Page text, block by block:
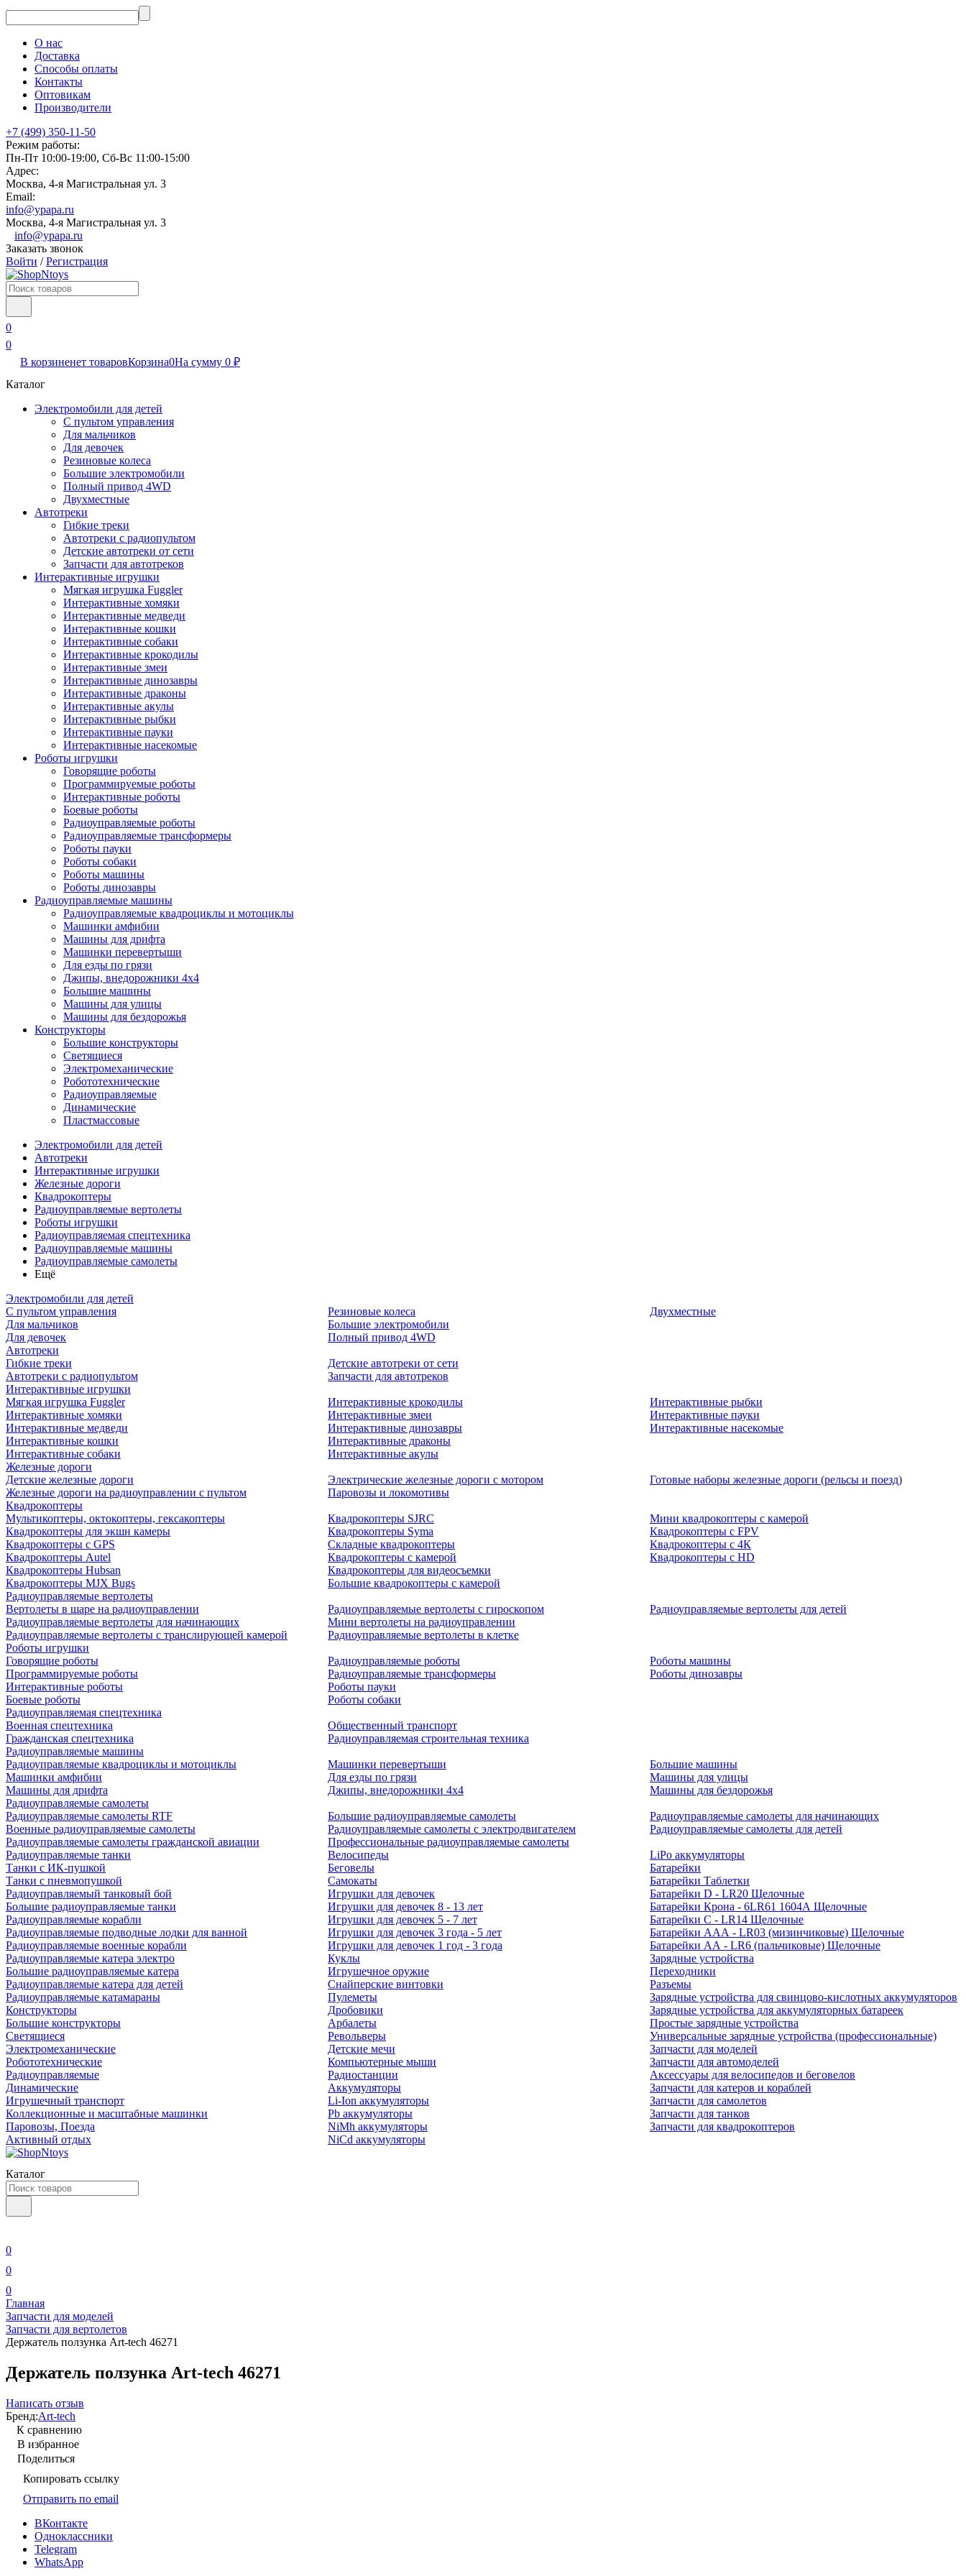
О нас
Доставка
Способы оплаты
Контакты
Оптовикам
Производители
+7 (499) 350-11-50
Режим работы:
Пн-Пт 10:00-19:00, Сб-Вс 11:00-15:00
Адрес:
Москва, 4-я Магистральная ул. 3
Email:
info@ypapa.ru
Москва, 4-я Магистральная ул. 3
info@ypapa.ru
Заказать звонок
Войти /Регистрация
0
0
В корзиненет товаровКорзина0На сумму 0 ₽
Каталог
Электромобили для детей
С пультом управления
Для мальчиков
Для девочек
Резиновые колеса
Большие электромобили
Полный привод 4WD
Двухместные
Автотреки
Гибкие треки
Автотреки с радиопультом
Детские автотреки от сети
Запчасти для автотреков
Интерактивные игрушки
Мягкая игрушка Fuggler
Интерактивные хомяки
Интерактивные медведи
Интерактивные кошки
Интерактивные собаки
Интерактивные крокодилы
Интерактивные змеи
Интерактивные динозавры
Интерактивные драконы
Интерактивные акулы
Интерактивные рыбки
Интерактивные пауки
Интерактивные насекомые
Роботы игрушки
Говорящие роботы
Программируемые роботы
Интерактивные роботы
Боевые роботы
Радиоуправляемые роботы
Радиоуправляемые трансформеры
Роботы пауки
Роботы собаки
Роботы машины
Роботы динозавры
Радиоуправляемые машины
Радиоуправляемые квадроциклы и мотоциклы
Машинки амфибии
Машины для дрифта
Машинки перевертыши
Для езды по грязи
Джипы, внедорожники 4x4
Большие машины
Машины для улицы
Машины для бездорожья
Конструкторы
Большие конструкторы
Светящиеся
Электромеханические
Робототехнические
Радиоуправляемые
Динамические
Пластмассовые
Электромобили для детей
Автотреки
Интерактивные игрушки
Железные дороги
Квадрокоптеры
Радиоуправляемые вертолеты
Роботы игрушки
Радиоуправляемая спецтехника
Радиоуправляемые машины
Радиоуправляемые самолеты
Ещё
Электромобили для детей
С пультом управления
Для мальчиков
Для девочек
Резиновые колеса
Большие электромобили
Полный привод 4WD
Двухместные
Автотреки
Гибкие треки
Автотреки с радиопультом
Детские автотреки от сети
Запчасти для автотреков
Интерактивные игрушки
Мягкая игрушка Fuggler
Интерактивные хомяки
Интерактивные медведи
Интерактивные кошки
Интерактивные собаки
Интерактивные крокодилы
Интерактивные змеи
Интерактивные динозавры
Интерактивные драконы
Интерактивные акулы
Интерактивные рыбки
Интерактивные пауки
Интерактивные насекомые
Железные дороги
Детские железные дороги
Железные дороги на радиоуправлении с пультом
Электрические железные дороги с мотором
Паровозы и локомотивы
Готовые наборы железные дороги (рельсы и поезд)
Квадрокоптеры
Мультикоптеры, октокоптеры, гексакоптеры
Квадрокоптеры для экшн камеры
Квадрокоптеры с GPS
Квадрокоптеры Autel
Квадрокоптеры Hubsan
Квадрокоптеры MJX Bugs
Квадрокоптеры SJRC
Квадрокоптеры Syma
Складные квадрокоптеры
Квадрокоптеры с камерой
Квадрокоптеры для видеосъемки
Большие квадрокоптеры с камерой
Мини квадрокоптеры с камерой
Квадрокоптеры с FPV
Квадрокоптеры с 4К
Квадрокоптеры с HD
Радиоуправляемые вертолеты
Вертолеты в шаре на радиоуправлении
Радиоуправляемые вертолеты для начинающих
Радиоуправляемые вертолеты с транслирующей камерой
Радиоуправляемые вертолеты с гироскопом
Мини вертолеты на радиоуправлении
Радиоуправляемые вертолеты в клетке
Радиоуправляемые вертолеты для детей
Роботы игрушки
Говорящие роботы
Программируемые роботы
Интерактивные роботы
Боевые роботы
Радиоуправляемые роботы
Радиоуправляемые трансформеры
Роботы пауки
Роботы собаки
Роботы машины
Роботы динозавры
Радиоуправляемая спецтехника
Военная спецтехника
Гражданская спецтехника
Общественный транспорт
Радиоуправляемая строительная техника
Радиоуправляемые машины
Радиоуправляемые квадроциклы и мотоциклы
Машинки амфибии
Машины для дрифта
Машинки перевертыши
Для езды по грязи
Джипы, внедорожники 4x4
Большие машины
Машины для улицы
Машины для бездорожья
Радиоуправляемые самолеты
Радиоуправляемые самолеты RTF
Военные радиоуправляемые самолеты
Радиоуправляемые самолеты гражданской авиации
Большие радиоуправляемые самолеты
Радиоуправляемые самолеты с электродвигателем
Профессиональные радиоуправляемые самолеты
Радиоуправляемые самолеты для начинающих
Радиоуправляемые самолеты для детей
Радиоуправляемые танки
Танки с ИК-пушкой
Танки с пневмопушкой
Радиоуправляемый танковый бой
Большие радиоуправляемые танки
Радиоуправляемые корабли
Радиоуправляемые подводные лодки для ванной
Радиоуправляемые военные корабли
Радиоуправляемые катера электро
Большие радиоуправляемые катера
Радиоуправляемые катера для детей
Радиоуправляемые катамараны
Конструкторы
Большие конструкторы
Светящиеся
Электромеханические
Робототехнические
Радиоуправляемые
Динамические
Игрушечный транспорт
Коллекционные и масштабные машинки
Паровозы, Поезда
Активный отдых
Велосипеды
Беговелы
Самокаты
Игрушки для девочек
Игрушки для девочек 8 - 13 лет
Игрушки для девочек 5 - 7 лет
Игрушки для девочек 3 года - 5 лет
Игрушки для девочек 1 год - 3 года
Куклы
Игрушечное оружие
Снайперские винтовки
Пулеметы
Дробовики
Арбалеты
Револьверы
Детские мечи
Компьютерные мыши
Радиостанции
Аккумуляторы
Li-Ion аккумуляторы
Pb аккумуляторы
NiMh аккумуляторы
NiCd аккумуляторы
LiPo аккумуляторы
Батарейки
Батарейки Таблетки
Батарейки D - LR20 Щелочные
Батарейки Крона - 6LR61 1604A Щелочные
Батарейки C - LR14 Щелочные
Батарейки AAA - LR03 (мизинчиковые) Щелочные
Батарейки AA - LR6 (пальчиковые) Щелочные
Зарядные устройства
Переходники
Разъемы
Зарядные устройства для свинцово-кислотных аккумуляторов
Зарядные устройства для аккумуляторных батареек
Простые зарядные устройства
Универсальные зарядные устройства (профессиональные)
Запчасти для моделей
Запчасти для автомоделей
Аксессуары для велосипедов и беговелов
Запчасти для катеров и кораблей
Запчасти для самолетов
Запчасти для танков
Запчасти для квадрокоптеров
Каталог
0
0
0
Главная
Запчасти для моделей
Запчасти для вертолетов
Держатель ползунка Art-tech 46271
Держатель ползунка Art-tech 46271
Написать отзыв
Бренд:Art-tech
К сравнению
В избранное
Поделиться
Копировать ссылку
Отправить по email
ВКонтакте
Одноклассники
Telegram
WhatsApp